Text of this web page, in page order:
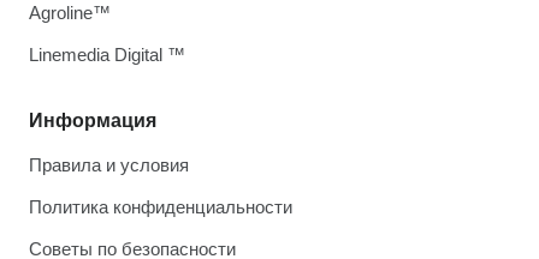
Информация
Правила и условия
Политика конфиденциальности
Советы по безопасности
Agroline™
Linemedia Digital ™